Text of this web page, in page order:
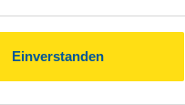
Einverstanden